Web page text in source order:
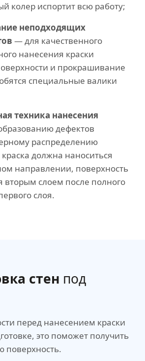
колер испортит всю работу;
неподходящих
— для качественного
нанесения краски
и прокрашивание
специальные валики
техника нанесения
дефектов
распределению
должна наноситься
направлении, поверхность
вторым слоем после полного
слоя.
стен под
перед нанесением краски
это поможет получить
поверхность.